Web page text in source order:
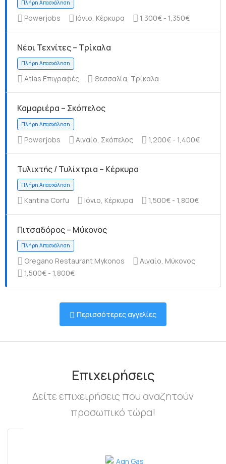
Πλήρη Απασχόληση
Πλήρη Απασχόληση
Πλήρη Απασχόληση
Powerjobs Ιόνιο, Κέρκυρα 1,300€ - 1,350€
Νέοι Τεχνίτες – Τρίκαλα
Πλήρη Απασχόληση
Atlas Επιγραφές Θεσσαλία, Τρίκαλα
Καμαριέρα – Σκόπελος
Powerjobs Αιγαίο, Σκόπελος 1,200€ - 1,400€
Τυλιχτής / Τυλίχτρια – Κέρκυρα
Πλήρη Απασχόληση
Kantina Corfu Ιόνιο, Κέρκυρα 1,500€ - 1,800€
Πιτσαδόρος – Μύκονος
Oregano Restaurant Mykonos
Αιγαίο, Μύκονος
1,500€ - 1,800€
Περισσότερες αγγελίες
Επιχειρήσεις
Δείτε επιχειρήσεις που αναζητούν
προσωπικό τώρα!